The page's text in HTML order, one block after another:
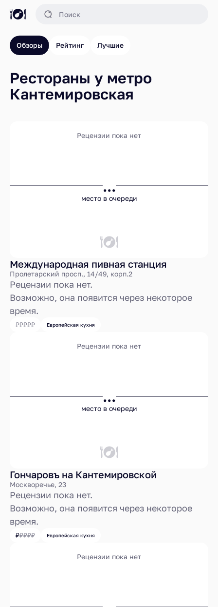
Обзоры Рейтинг Лучшие
Рестораны у метро
Кантемировская
Рецензии пока нет
...
место в очереди
Международная пивная станция
Пролетарский просп., 14/49, корп.2
Рецензии пока нет.
Возможно, она появится через некоторое
время.
Европейская кухня
Рецензии пока нет
...
место в очереди
Гончаровъ на Кантемировской
Москворечье, 23
Рецензии пока нет.
Возможно, она появится через некоторое
время.
Европейская кухня
Рецензии пока нет